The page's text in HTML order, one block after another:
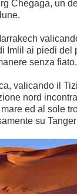
Chegaga, un
ai piedi del
senza fiato.
valicando il
nord
ed al sole
su